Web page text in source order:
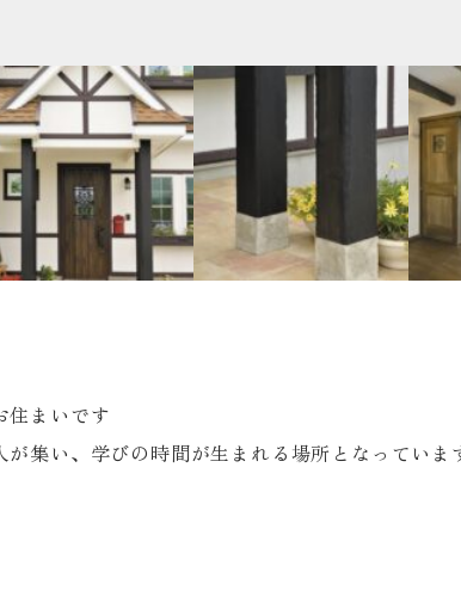
住まいです
集い、学びの時間が生まれる場所となっていま